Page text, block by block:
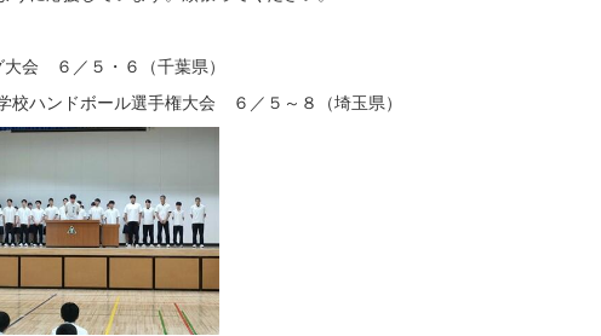
会 ６／５・６（千葉県）
ハンドボール選手権大会 ６／５～８（埼玉県）